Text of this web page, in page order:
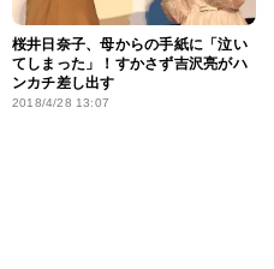
桜井日奈子、母からの手紙に「泣い
てしまった」！すかさず吉沢亮がハ
ンカチ差し出す
2018/4/28 13:07